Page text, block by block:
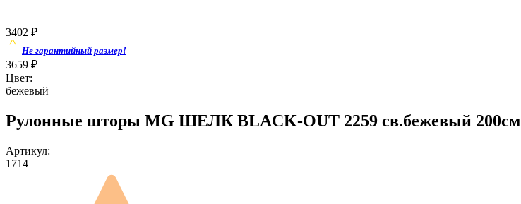
3402 ₽
Не гарантийный размер!
3659 ₽
Цвет:
бежевый
Рулонные шторы MG ШЕЛК BLACK-OUT 2259 св.бежевый 200см
Артикул:
1714